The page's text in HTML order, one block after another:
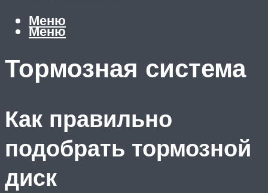
Меню
Меню
Тормозная система
Как правильно
подобрать тормозной
диск